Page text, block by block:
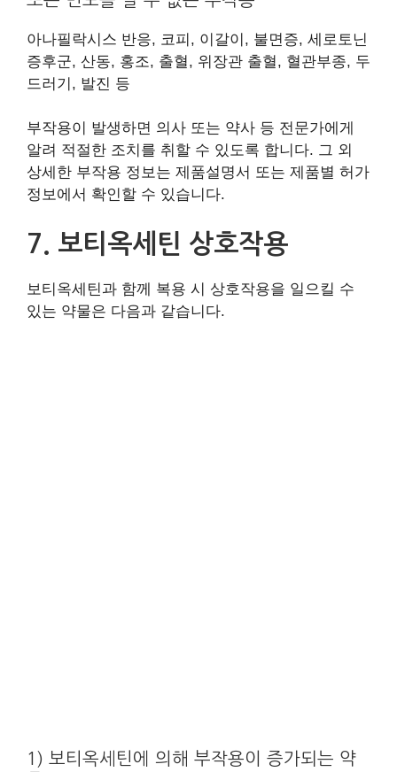
아나필락시스 반응, 코피, 이갈이, 불면증, 세로토닌
증후군, 산동, 홍조, 출혈, 위장관 출혈, 혈관부종, 두
드러기, 발진 등
부작용이 발생하면 의사 또는 약사 등 전문가에게
알려 적절한 조치를 취할 수 있도록 합니다. 그 외
상세한 부작용 정보는 제품설명서 또는 제품별 허가
정보에서 확인할 수 있습니다.
7. 보티옥세틴 상호작용
보티옥세틴과 함께 복용 시 상호작용을 일으킬 수
있는 약물은 다음과 같습니다.
1) 보티옥세틴에 의해 부작용이 증가되는 약